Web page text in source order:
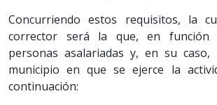
Concurriendo estos requisitos, la
corrector será la que, en función
personas asalariadas y, en su
municipio en que se ejerce la
continuación: